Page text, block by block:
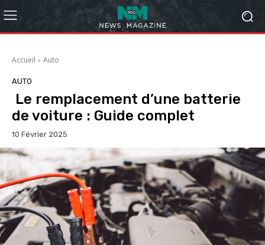
Accueil Auto
AUTO
Le remplacement d’une batterie
de voiture : Guide complet
10 Février 2025